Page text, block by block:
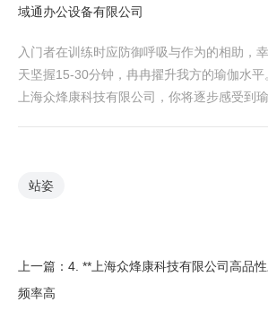
域通办公设备有限公司
入门者在训练时应防御呼吸与作为的相助，
天坚握15-30分钟，冉冉擢升我方的瑜伽水
上海众烽康科技有限公司，你将逐步感受到
站姿
上一篇： 4. **上海众烽康科技有限公司高品
频率高